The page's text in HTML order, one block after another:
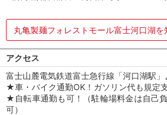
丸亀製麺フォレストモール富士河口湖を
アクセス
富士山麓電気鉄道富士急行線「河口湖駅
★車・バイク通勤OK！ガソリン代も規定
★自転車通勤も可！（駐輪場料金は自己
可）